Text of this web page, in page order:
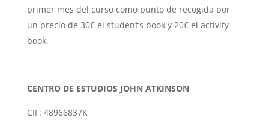
primer mes del curso como punto de recogida por
un precio de 30€ el student’s book y 20€ el activity
book.
CENTRO DE ESTUDIOS JOHN ATKINSON
CIF: 48966837K